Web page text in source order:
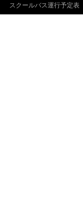
スクールバス運行予定表